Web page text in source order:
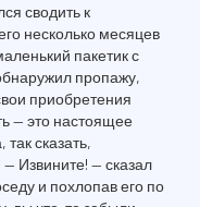
сводить к
несколько месяцев
пакетик с
пропажу,
приобретения
— это настоящее
сказать,
Извините! — сказал
и похлопав его по